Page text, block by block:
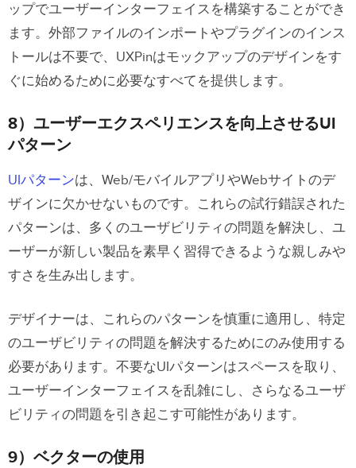
ップでユーザーインターフェイスを構築することができ
ます。外部ファイルのインポートやプラグインのインス
トールは不要で、UXPinはモックアップのデザインをす
ぐに始めるために必要なすべてを提供します。
8）ユーザーエクスペリエンスを向上させるUI
パターン
UIパターンは、Web/モバイルアプリやWebサイトのデ
ザインに欠かせないものです。これらの試行錯誤された
パターンは、多くのユーザビリティの問題を解決し、ユ
ーザーが新しい製品を素早く習得できるような親しみや
すさを生み出します。
デザイナーは、これらのパターンを慎重に適用し、特定
のユーザビリティの問題を解決するためにのみ使用する
必要があります。不要なUIパターンはスペースを取り、
ユーザーインターフェイスを乱雑にし、さらなるユーザ
ビリティの問題を引き起こす可能性があります。
9）ベクターの使用